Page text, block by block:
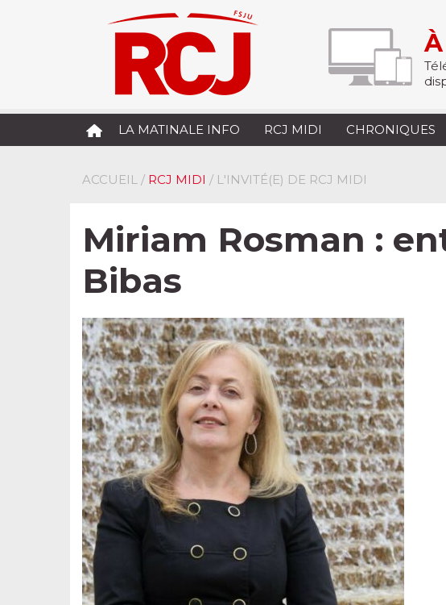
LA MATINALE INFO RCJ MIDI CHRONIQUES
ACCUEIL / RCJ MIDI / L'INVITÉ(E) DE RCJ MIDI
Miriam Rosman :
Bibas